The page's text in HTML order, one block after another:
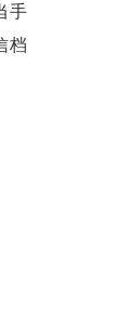
手
档